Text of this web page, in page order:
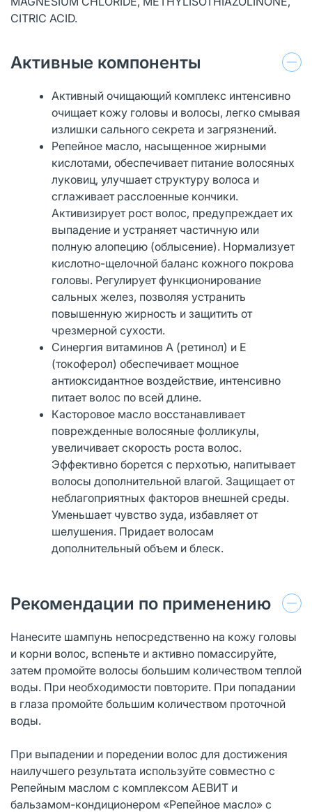
CITRIC ACID.
Активные компоненты
Активный очищающий комплекс интенсивно
очищает кожу головы и волосы, легко смывая
излишки сального секрета и загрязнений.
Репейное масло, насыщенное жирными
кислотами, обеспечивает питание волосяных
луковиц, улучшает структуру волоса и
сглаживает расслоенные кончики.
Активизирует рост волос, предупреждает их
выпадение и устраняет частичную или
полную алопецию (облысение). Нормализует
кислотно-щелочной баланс кожного покрова
головы. Регулирует функционирование
сальных желез, позволяя устранить
повышенную жирность и защитить от
чрезмерной сухости.
Синергия витаминов А (ретинол) и Е
(токоферол) обеспечивает мощное
антиоксидантное воздействие, интенсивно
питает волос по всей длине.
Касторовое масло восстанавливает
поврежденные волосяные фолликулы,
увеличивает скорость роста волос.
Эффективно борется с перхотью, напитывает
волосы дополнительной влагой. Защищает от
неблагоприятных факторов внешней среды.
Уменьшает чувство зуда, избавляет от
шелушения. Придает волосам
дополнительный объем и блеск.
Рекомендации по применению
Нанесите шампунь непосредственно на кожу головы
и корни волос, вспеньте и активно помассируйте,
затем промойте волосы большим количеством теплой
воды. При необходимости повторите. При попадании
в глаза промойте большим количеством проточной
воды.
При выпадении и поредении волос для достижения
наилучшего результата используйте совместно с
Репейным маслом с комплексом АЕВИТ и
бальзамом-кондиционером «Репейное масло» с